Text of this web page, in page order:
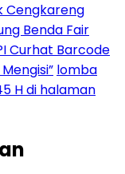
Cengkareng
Benda Fair
Curhat Barcode
lomba
H di halaman